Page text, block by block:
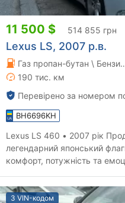
11 500 $ 514 855 грн
Lexus LS, 2007 р.в.
Газ пропан-
190 тис. км
Перевірено за номером
BH6696KH
Lexus LS 460 • 2007 рік Продам власний Lexus LS 460 —
легендарний японський
комфорт, потужність та
З VIN-кодом